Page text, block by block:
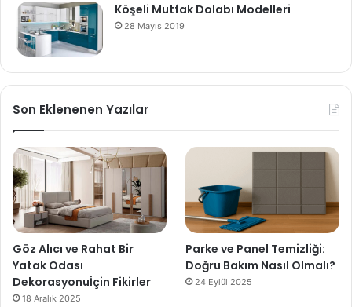
Köşeli Mutfak Dolabı Modelleri
28 Mayıs 2019
Son Eklenenen Yazılar
Göz Alıcı ve Rahat Bir
Yatak Odası
Dekorasyonuİçin Fikirler
18 Aralık 2025
Parke ve Panel Temizliği:
Doğru Bakım Nasıl Olmalı?
24 Eylül 2025